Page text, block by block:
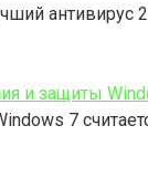
и защиты
7